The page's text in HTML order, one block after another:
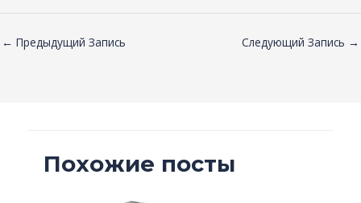
← Предыдущий Запись Следующий Запись →
Похожие посты